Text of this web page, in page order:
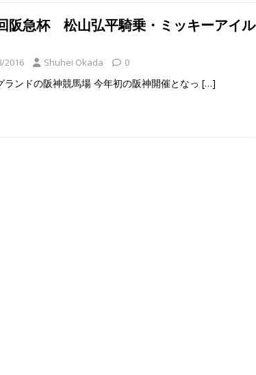
阪急杯 松山弘平騎乗・ミッキーアイル
2016 Shuhei Okada 0
ランドの阪神競馬場 今年初の阪神開催となっ […]